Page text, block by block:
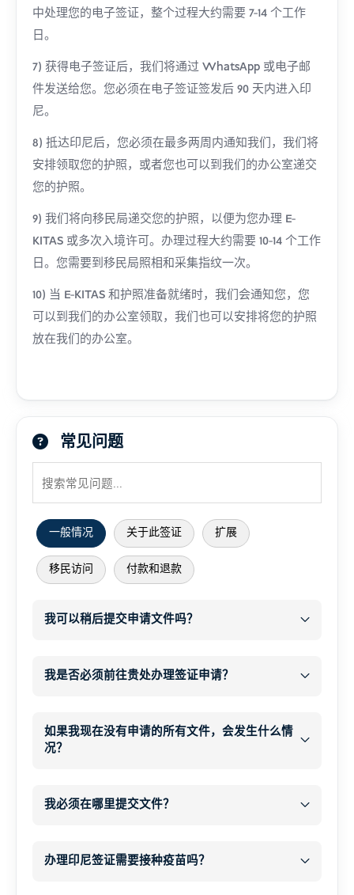
中处理您的电子签证，整个过程大约需要 7-14 个工作
日。
7) 获得电子签证后，我们将通过 WhatsApp 或电子邮
件发送给您。您必须在电子签证签发后 90 天内进入印
尼。
8) 抵达印尼后，您必须在最多两周内通知我们，我们将
安排领取您的护照，或者您也可以到我们的办公室递交
您的护照。
9) 我们将向移民局递交您的护照，以便为您办理 E-
KITAS 或多次入境许可。办理过程大约需要 10-14 个工作
日。您需要到移民局照相和采集指纹一次。
10) 当 E-KITAS 和护照准备就绪时，我们会通知您，您
可以到我们的办公室领取，我们也可以安排将您的护照
放在我们的办公室。
常见问题
一般情况 关于此签证 扩展
移民访问 付款和退款
我可以稍后提交申请文件吗？
之后
WhatsApp
电子邮件联系方式
处理并提交您的签证申请
我是否必须前往贵处办理签证申请？
在线
扫描或清
如果我现在没有申请的所有文件，会发生什么情
况？
WhatsApp 或电子邮件
所有所需文件和
我必须在哪里提交文件？
办理印尼签证需要接种疫苗吗？